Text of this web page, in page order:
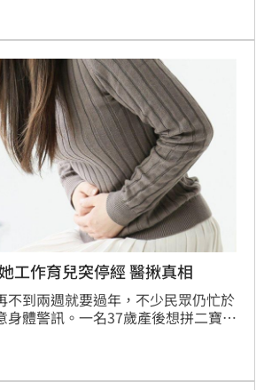
的寒濕轉向溫熱。如果人體無法適
心不適。（記者：簡浩正）
工作育兒突停經 醫揪真相
不到兩週就要過年，不少民眾仍忙於
身體警訊。一名37歲產後想拼二寶的
至顯示趨近「更年期」狀態而就